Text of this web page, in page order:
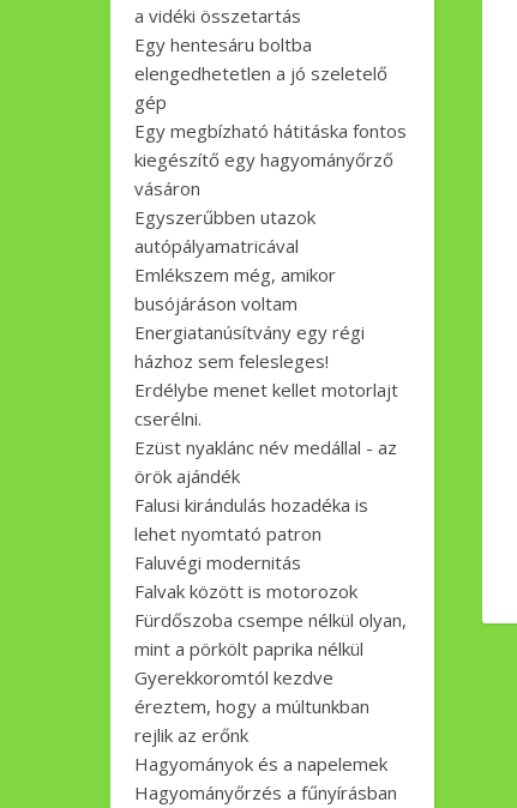
a vidéki összetartás
Egy hentesáru boltba
elengedhetetlen a jó szeletelő
gép
Egy megbízható hátitáska fontos
kiegészítő egy hagyományőrző
vásáron
Egyszerűbben utazok
autópályamatricával
Emlékszem még, amikor
busójáráson voltam
Energiatanúsítvány egy régi
házhoz sem felesleges!
Erdélybe menet kellet motorlajt
cserélni.
Ezüst nyaklánc név medállal - az
örök ajándék
Falusi kirándulás hozadéka is
lehet nyomtató patron
Faluvégi modernitás
Falvak között is motorozok
Fürdőszoba csempe nélkül olyan,
mint a pörkölt paprika nélkül
Gyerekkoromtól kezdve
éreztem, hogy a múltunkban
rejlik az erőnk
Hagyományok és a napelemek
Hagyományőrzés a fűnyírásban